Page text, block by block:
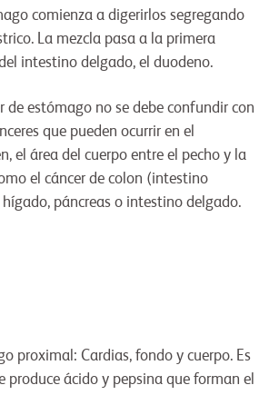
comienza a digerirlos segregando
La mezcla pasa a la primera
intestino delgado, el duodeno.
de estómago no se debe confundir con
que pueden ocurrir en el
el área del cuerpo entre el pecho y la
el cáncer de colon (intestino
hígado, páncreas o intestino delgado.
proximal: Cardias, fondo y cuerpo. Es
produce ácido y pepsina que forman el